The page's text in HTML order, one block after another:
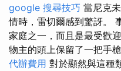
google 搜尋技巧 當尼克
情時，雷切爾感到驚訝。
家庭之一，而且是最受歡
物主的頭上保留了一把手
代辦費用 對於顯然與這種